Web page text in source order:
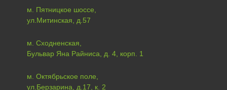
м. Пятницкое шоссе,
ул.Митинская, д.57
м. Сходненская,
Бульвар Яна Райниса, д. 4, корп. 1
м. Октябрьское поле,
ул.Берзарина, д.17, к. 2